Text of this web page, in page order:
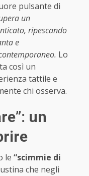
pulsante di
un
ripescando
e
Lo
così un
tattile e
chi osserva.
un
le “scimmie di
che negli